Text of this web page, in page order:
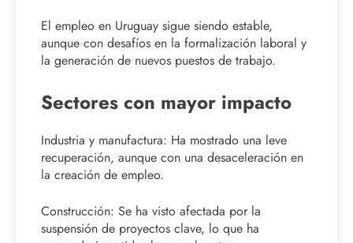
El empleo en Uruguay sigue siendo estable,
aunque con desafíos en la formalización laboral y
la generación de nuevos puestos de trabajo.
Sectores con mayor impacto
Industria y manufactura: Ha mostrado una leve
recuperación, aunque con una desaceleración en
la creación de empleo.
Construcción: Se ha visto afectada por la
suspensión de proyectos clave, lo que ha